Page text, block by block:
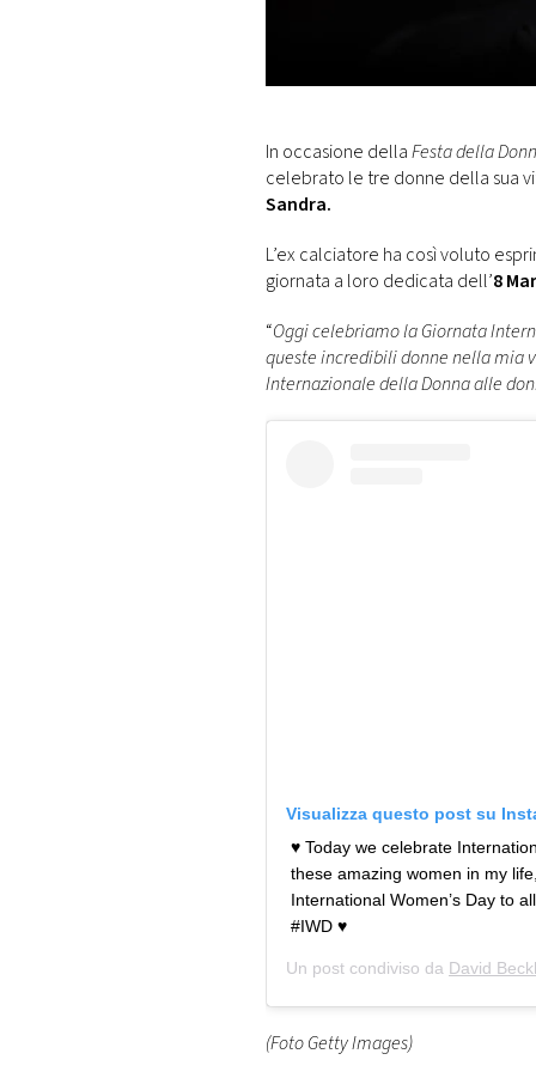
In occasione dellaFesta della
celebrato le tre donne della sua
Sandra.
L’ex calciatore ha così voluto
giornata a loro dedicata dell’8
“Oggi celebriamo la Giornata
queste incredibili donne nella mia
Internazionale della Donna alle
Visualizza questo post su
♥️ Today we celebrate
these amazing women in my
International Women’s Day to
#IWD ♥️
Un post condiviso da David
(Foto Getty Images)